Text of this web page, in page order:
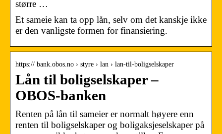
større …
Et sameie kan ta opp lån, selv om det kanskje ikke
er den vanligste formen for finansiering.
https:// bank.obos.no › styre › lan › lan-til-boligselskaper
Lån til boligselskaper –
OBOS-banken
Renten på lån til sameier er normalt høyere enn
renten til boligselskaper og boligaksjeselskaper på